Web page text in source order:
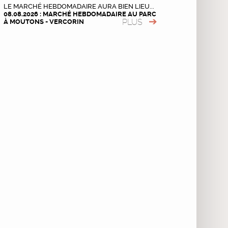
LE MARCHÉ HEBDOMADAIRE AURA BIEN LIEU...
08.08.2026 : MARCHÉ HEBDOMADAIRE AU PARC
À MOUTONS - VERCORIN
PLUS